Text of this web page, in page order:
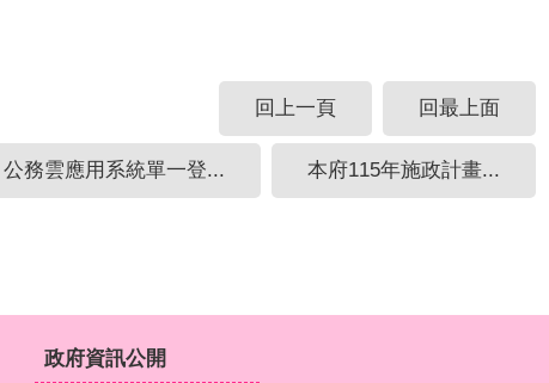
回上一頁
回最上面
公務雲應用系統單一登... 本府115年施政計畫...
政府資訊公開